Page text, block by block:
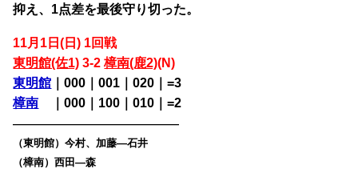
抑え、1点差を最後守り切った。
11月1日(日) 1回戦
東明館(佐1) 3-2樟南(鹿2)(N)
東明館 ｜000｜001｜020｜=3
樟南
｜000｜100｜010｜=2
————————————————
（東明館）今村、加藤―石井
（樟南）西田―森